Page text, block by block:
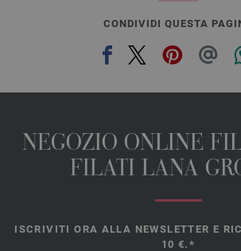
CONDIVIDI QUESTA
NEGOZIO ONLINE
FILATI LANA
ISCRIVITI ORA ALLA NEWSLETTER E
10 €.*